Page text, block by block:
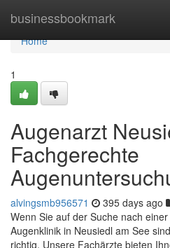
businessbookmark
Home
Home
1
Augenarzt
Fachgerechte
alvingsmb956571 395 days ago
Wenn Sie auf der Suche nach
Augenklinik in Neusiedl am See
richtig. Unsere Fachärzte bieten